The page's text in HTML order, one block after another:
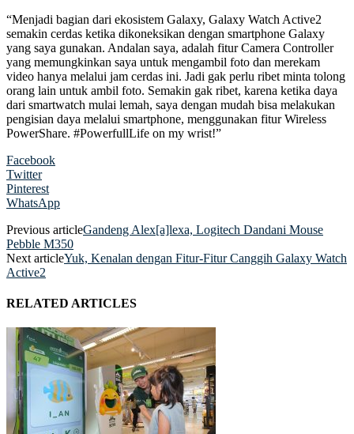
“Menjadi bagian dari ekosistem Galaxy, Galaxy Watch Active2
semakin cerdas ketika dikoneksikan dengan smartphone Galaxy
yang saya gunakan. Andalan saya, adalah fitur Camera Controller
yang memungkinkan saya untuk mengambil foto dan merekam
video hanya melalui jam cerdas ini. Jadi gak perlu ribet minta tolong
orang lain untuk ambil foto. Semakin gak ribet, karena ketika daya
dari smartwatch mulai lemah, saya dengan mudah bisa melakukan
pengisian daya melalui smartphone, menggunakan fitur Wireless
PowerShare. #PowerfullLife on my wrist!”
Facebook
Twitter
Pinterest
WhatsApp
Previous articleGandeng Alex[a]lexa, Logitech Dandani Mouse
Pebble M350
Next articleYuk, Kenalan dengan Fitur-Fitur Canggih Galaxy Watch
Active2
RELATED ARTICLES